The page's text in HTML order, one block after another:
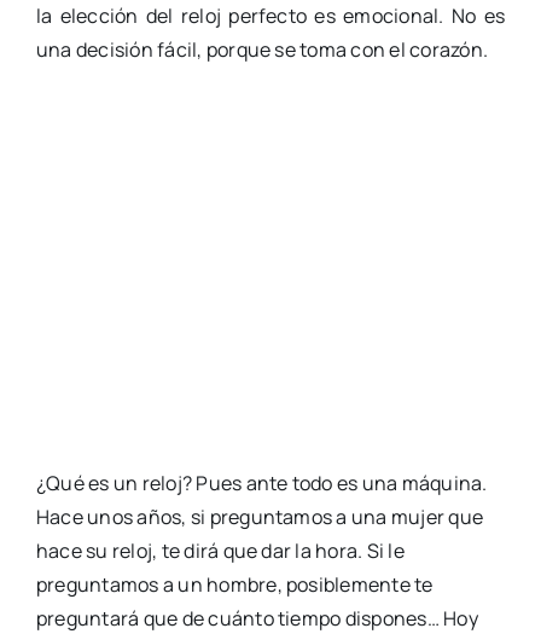
la elección del reloj perfecto es emocional. No es
una decisión fácil, porque se toma con el corazón.
¿Qué es un reloj? Pues ante todo es una máquina.
Hace unos años, si preguntamos a una mujer que
hace su reloj, te dirá que dar la hora. Si le
preguntamos a un hombre, posiblemente te
preguntará que de cuánto tiempo dispones… Hoy